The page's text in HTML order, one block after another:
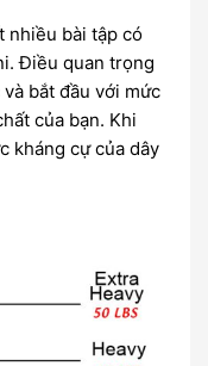
nhiều bài tập có
Điều quan trọng
bắt đầu với mức
của bạn. Khi
kháng cự của dây